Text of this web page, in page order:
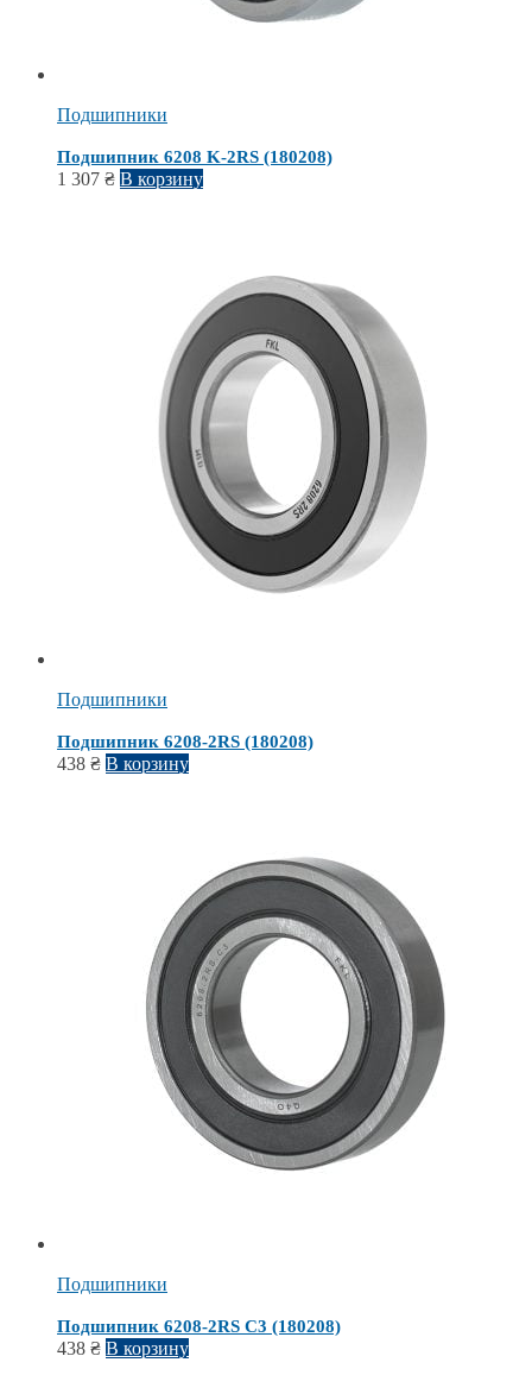
Подшипники
Подшипник 6208 K-2RS (180208)
1 307 ₴ В корзину
Подшипники
Подшипник 6208-2RS (180208)
438 ₴ В корзину
Подшипники
Подшипник 6208-2RS C3 (180208)
438 ₴ В корзину